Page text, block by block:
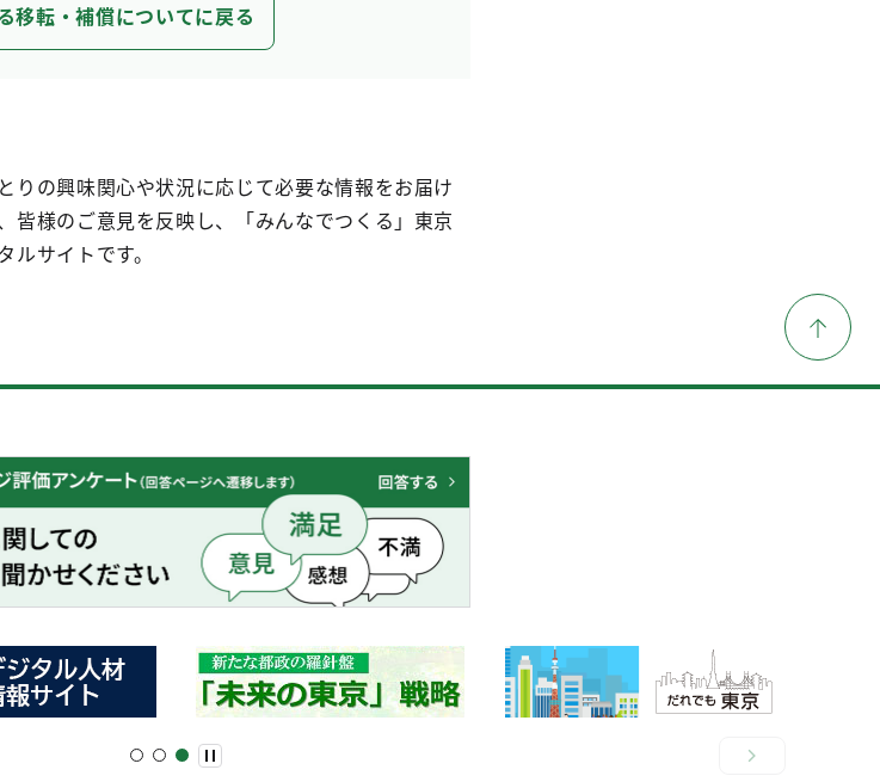
移転・補償についてに戻る
りの興味関心や状況に応じて必要な情報をお届け
皆様のご意見を反映し、「みんなでつくる」東京
ルサイトです。